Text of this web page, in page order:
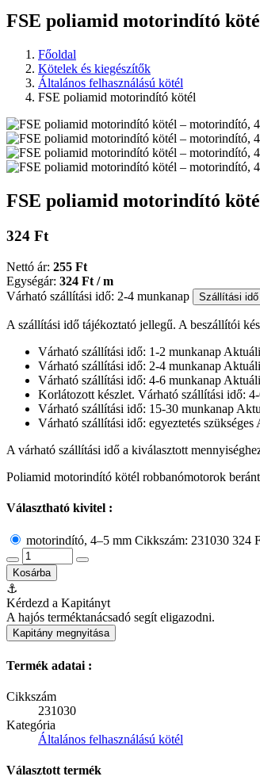
FSE poliamid motorindító
Főoldal
Kötelek és kiegészítők
Általános felhasználású kötél
FSE poliamid motorindító kötél
FSE poliamid motorindító
324 Ft
Nettó ár: 255 Ft
Egységár: 324 Ft / m
Várható szállítási idő: 2-4 munkanap
Szállítási
A szállítási idő tájékoztató jellegű. A beszállítói
Várható szállítási idő: 1-2 munkanap
Várható szállítási idő: 2-4 munkanap
Várható szállítási idő: 4-6 munkanap
Korlátozott készlet. Várható szállítási idő:
Várható szállítási idő: 15-30 munkanap
Várható szállítási idő: egyeztetés szükséges
A várható szállítási idő a kiválasztott
Poliamid motorindító kötél robbanómotorok
Választható kivitel :
motorindító, 4–5 mm Cikkszám: 231030 324
Kosárba
⚓
Kérdezd a Kapitányt
A hajós terméktanácsadó segít eligazodni.
Kapitány megnyitása
Termék adatai :
Cikkszám
231030
Kategória
Általános felhasználású kötél
Választott termék